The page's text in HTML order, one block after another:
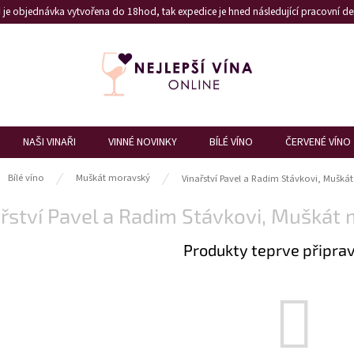
objednávka vytvořena do 18hod, tak expedice je hned následující pracovní
NAŠI VINAŘI VINNÉ NOVINKY BÍLÉ VÍNO ČERVENÉ VÍNO
Bílé víno Muškát moravský Vinařství Pavel a Radim Stávkovi,
Pavel a Radim Stávkovi, Muškát
Produkty teprve